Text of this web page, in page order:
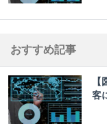
おすすめ記事
客